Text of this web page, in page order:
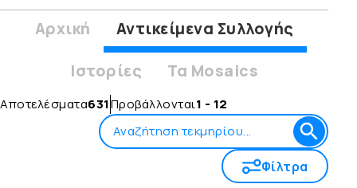
Αρχική
Αντικείμενα Συλλογής
Ιστορίες
Τα Mosaics
Αποτελέσματα631Προβάλλονται1 - 12
Φίλτρα